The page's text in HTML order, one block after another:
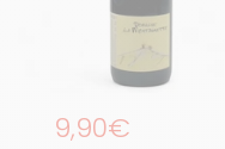
Prix régulier
9,90€